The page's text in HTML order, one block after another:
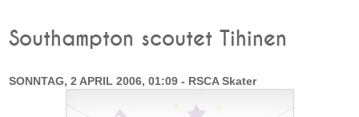
Southampton scoutet Tihinen
SONNTAG, 2 APRIL 2006, 01:09 - RSCA Skater